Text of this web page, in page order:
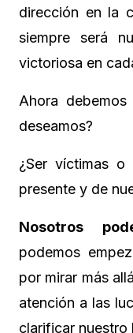
dirección en la
siempre será
victoriosa en
Ahora
deseamos?
¿Ser víctimas
presente y de
Nosotros
podemos
por mirar más
atención a las
clarificar nuestro